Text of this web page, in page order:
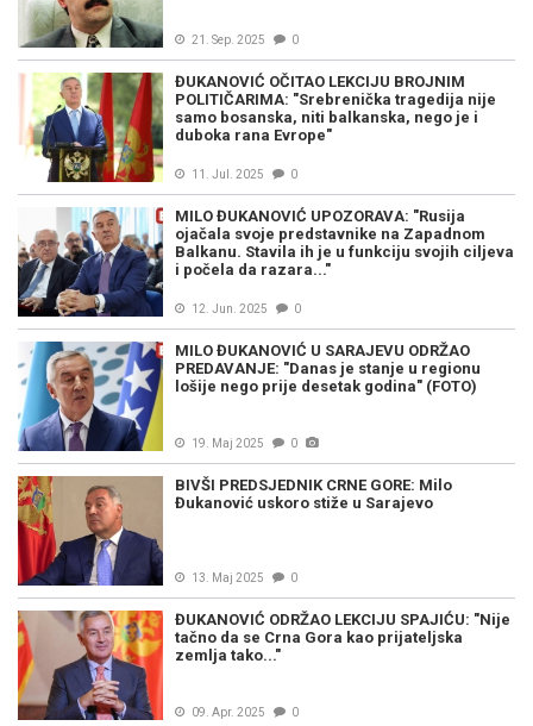
21. Sep. 2025 0
ĐUKANOVIĆ OČITAO LEKCIJU BROJNIM
POLITIČARIMA: "Srebrenička tragedija nije
samo bosanska, niti balkanska, nego je i
duboka rana Evrope"
11. Jul. 2025 0
MILO ĐUKANOVIĆ UPOZORAVA: "Rusija
ojačala svoje predstavnike na Zapadnom
Balkanu. Stavila ih je u funkciju svojih ciljeva
i počela da razara..."
12. Jun. 2025 0
MILO ĐUKANOVIĆ U SARAJEVU ODRŽAO
PREDAVANJE: "Danas je stanje u regionu
lošije nego prije desetak godina" (FOTO)
19. Maj 2025 0
BIVŠI PREDSJEDNIK CRNE GORE: Milo
Đukanović uskoro stiže u Sarajevo
13. Maj 2025 0
ĐUKANOVIĆ ODRŽAO LEKCIJU SPAJIĆU: "Nije
tačno da se Crna Gora kao prijateljska
zemlja tako..."
09. Apr. 2025 0